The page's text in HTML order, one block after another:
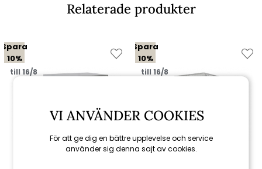
Relaterade produkter
Spara
10%
till 16/8
Spara
10%
till 16/8
VI ANVÄNDER COOKIES
För att ge dig en bättre upplevelse och service
använder sig denna sajt av cookies.